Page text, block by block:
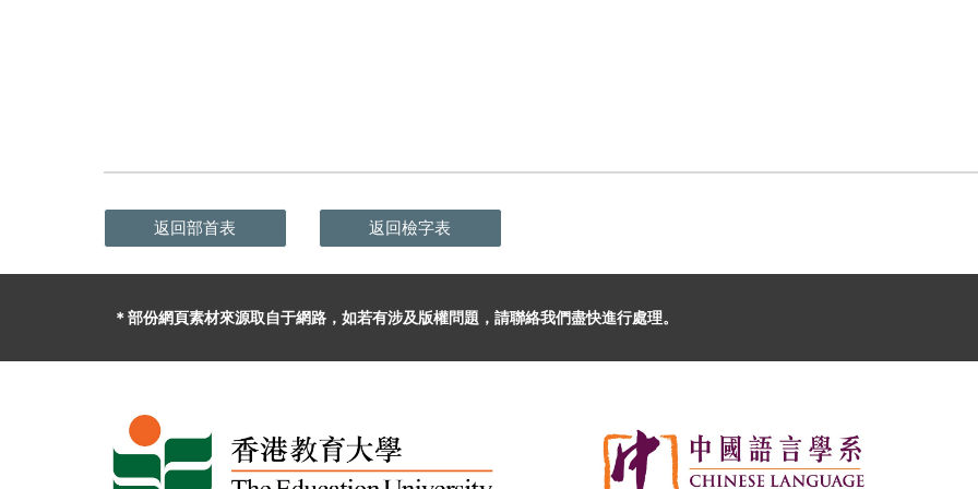
返回部首表 返回檢字表
＊部份網頁素材來源取自于網路， 如若有涉及版權問題 ，請聯絡我們盡快進行處理。